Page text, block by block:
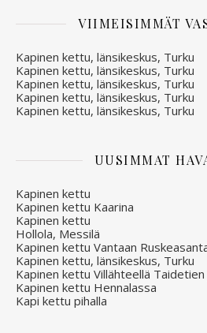
VIIMEISIMMÄT
Kapinen kettu, länsikeskus, Turku
Kapinen kettu, länsikeskus, Turku
Kapinen kettu, länsikeskus, Turku
Kapinen kettu, länsikeskus, Turku
Kapinen kettu, länsikeskus, Turku
UUSIMMAT
Kapinen kettu
Kapinen kettu Kaarina
Kapinen kettu
Hollola, Messilä
Kapinen kettu Vantaan
Kapinen kettu, länsikeskus, Turku
Kapinen kettu Villähteellä
Kapinen kettu Hennalassa
Kapi kettu pihalla